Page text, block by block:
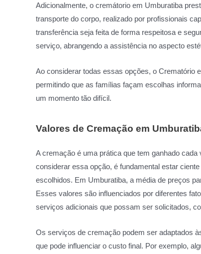
Adicionalmente, o cremátorio em Umburatiba
transporte do corpo, realizado por profissionais
transferência seja feita de forma respeitosa e
serviço, abrangendo a assistência no aspecto
Ao considerar todas essas opções, o Crematório
permitindo que as famílias façam escolhas
um momento tão difícil.
Valores de Cremação em
A cremação é uma prática que tem ganhado
considerar essa opção, é fundamental estar
escolhidos. Em Umburatiba, a média de preços
Esses valores são influenciados por diferentes
serviços adicionais que possam ser solicitados,
Os serviços de cremação podem ser adaptados
que pode influenciar o custo final. Por exemplo,